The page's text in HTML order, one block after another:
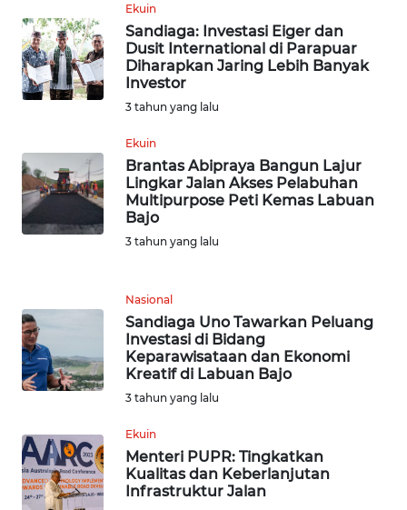
Ekuin
Sandiaga: Investasi Eiger dan
Dusit International di Parapuar
Diharapkan Jaring Lebih Banyak
Investor
3 tahun yang lalu
Ekuin
Brantas Abipraya Bangun Lajur
Lingkar Jalan Akses Pelabuhan
Multipurpose Peti Kemas Labuan
Bajo
3 tahun yang lalu
Nasional
Sandiaga Uno Tawarkan Peluang
Investasi di Bidang
Keparawisataan dan Ekonomi
Kreatif di Labuan Bajo
3 tahun yang lalu
Ekuin
Menteri PUPR: Tingkatkan
Kualitas dan Keberlanjutan
Infrastruktur Jalan
UTARA
WN
SAMOSIR
LAWAS
WN
WN
KEPULAUAN
WN
TANGERANG